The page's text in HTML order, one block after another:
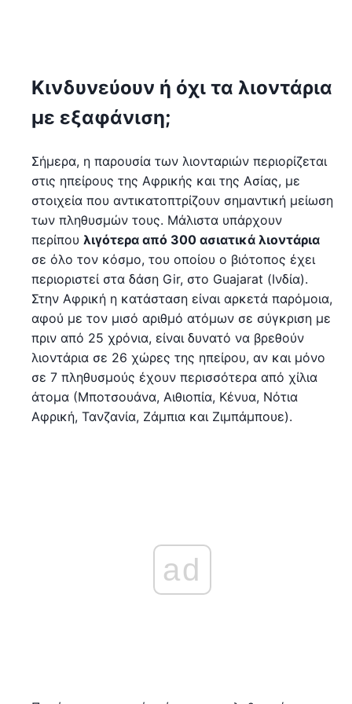
Κινδυνεύουν ή όχι τα λιοντάρια
με εξαφάνιση;
Σήμερα, η παρουσία των λιονταριών περιορίζεται
στις ηπείρους της Αφρικής και της Ασίας, με
στοιχεία που αντικατοπτρίζουν σημαντική μείωση
των πληθυσμών τους. Μάλιστα υπάρχουν
περίπου λιγότερα από 300 ασιατικά λιοντάρια
σε όλο τον κόσμο, του οποίου ο βιότοπος έχει
περιοριστεί στα δάση Gir, στο Guajarat (Ινδία).
Στην Αφρική η κατάσταση είναι αρκετά παρόμοια,
αφού με τον μισό αριθμό ατόμων σε σύγκριση με
πριν από 25 χρόνια, είναι δυνατό να βρεθούν
λιοντάρια σε 26 χώρες της ηπείρου, αν και μόνο
σε 7 πληθυσμούς έχουν περισσότερα από χίλια
άτομα (Μποτσουάνα, Αιθιοπία, Κένυα, Νότια
Αφρική, Τανζανία, Ζάμπια και Ζιμπάμπουε).
ad